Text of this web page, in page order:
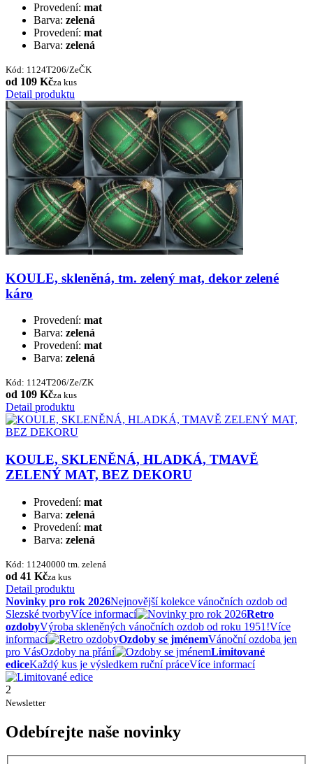
Provedení: mat
Barva: zelená
Provedení: mat
Barva: zelená
Kód: 1124T206/ZeČK
od 109 Kčza kus
Detail produktu
KOULE, skleněná, tm. zelený mat, dekor zelené
káro
Provedení: mat
Barva: zelená
Provedení: mat
Barva: zelená
Kód: 1124T206/Ze/ZK
od 109 Kčza kus
Detail produktu
KOULE, SKLENĚNÁ, HLADKÁ, TMAVĚ
ZELENÝ MAT, BEZ DEKORU
Provedení: mat
Barva: zelená
Provedení: mat
Barva: zelená
Kód: 11240000 tm. zelená
od 41 Kčza kus
Detail produktu
Novinky pro rok 2026Nejnovější kolekce vánočních ozdob od
Slezské tvorbyVíce informací
Retro
ozdobyVýroba skleněných vánočních ozdob od roku 1951!Více
informací
Ozdoby se jménemVánoční ozdoba jen
pro VásOzdoby na přání
Limitované
ediceKaždý kus je výsledkem ruční práceVíce informací
2
Newsletter
Odebírejte naše novinky